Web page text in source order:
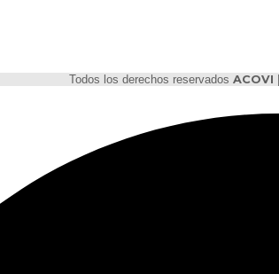
Todos los derechos reservados ACOVI